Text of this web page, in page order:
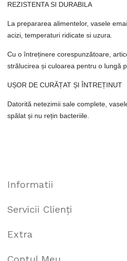
REZISTENTA SI DURABILA
La prepararea alimentelor, vasele
acizi, temperaturi ridicate si uzura.
Cu o întreținere corespunzătoare,
strălucirea și culoarea pentru o lungă
UȘOR DE CURĂȚAT ȘI ÎNTREȚINUT
Datorită netezimii sale complete,
spălat și nu rețin bacteriile.
Informatii
Servicii Clienţi
Extra